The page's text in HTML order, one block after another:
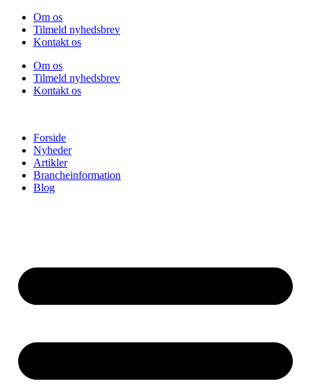
Videre
indhold
Om os
Tilmeld nyhedsbrev
Kontakt os
Om os
Tilmeld nyhedsbrev
Kontakt os
Forside
Nyheder
Artikler
Brancheinformation
Blog